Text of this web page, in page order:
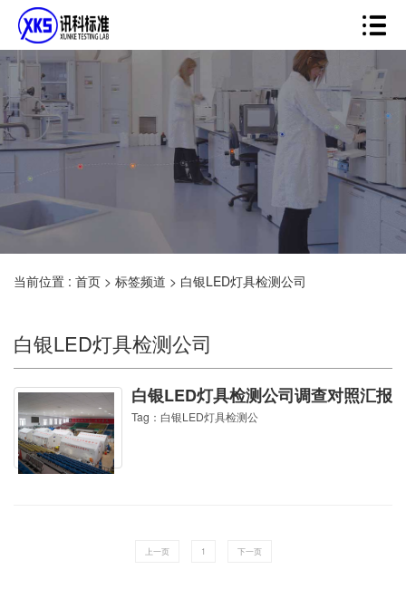
当前位置 : 首页 > 标签频道 > 白银LED灯具检测公司
白银LED灯具检测公司
白银LED灯具检测公司调查对照汇报
Tag：白银LED灯具检测公
上一页 1 下一页